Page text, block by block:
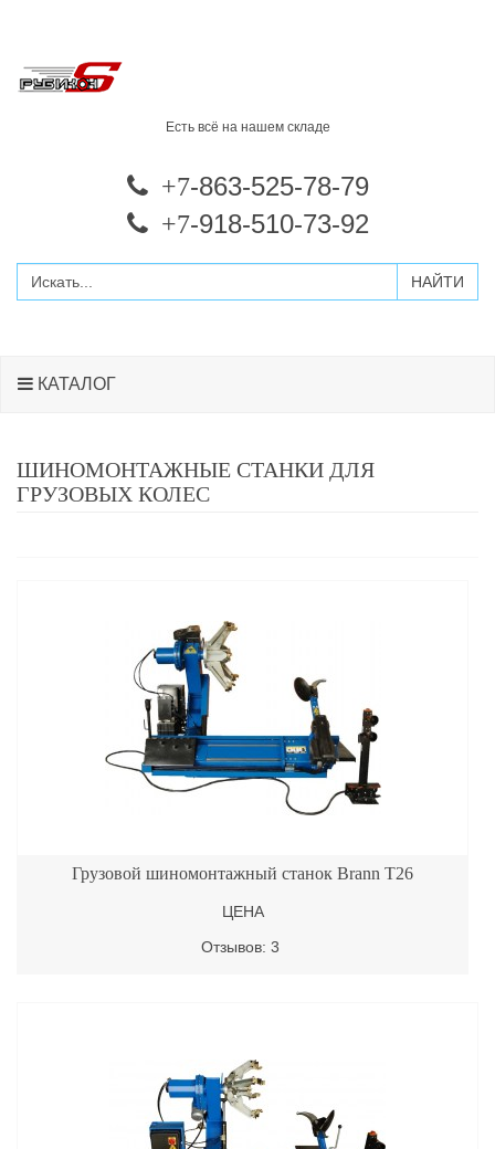
Есть всё на нашем складе
+7-863-525-78-79
+7-918-510-73-92
КАТАЛОГ
ШИНОМОНТАЖНЫЕ СТАНКИ ДЛЯ
ГРУЗОВЫХ КОЛЕС
Грузовой шиномонтажный станок Brann T26
ЦЕНА
Отзывов: 3